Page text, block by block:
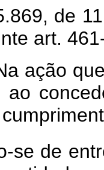
de
art.
ação
ao
se de